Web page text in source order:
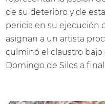
de su deterioro y de
pericia en su ejecución
asignan a un artista
culminó el claustro
Domingo de Silos a